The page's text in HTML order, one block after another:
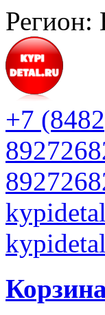
Регион:
+7
kypidetal